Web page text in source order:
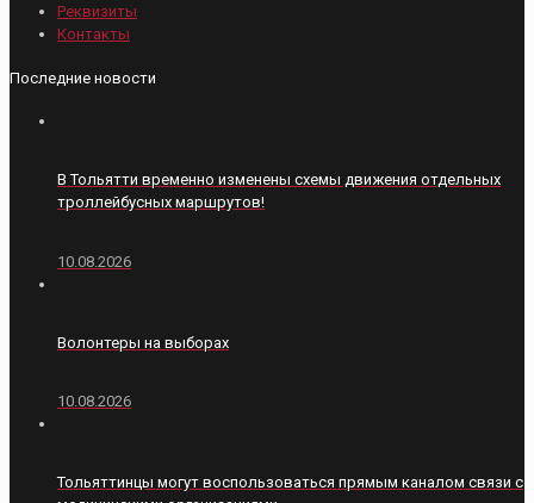
Реквизиты
Контакты
Последние новости
В Тольятти временно изменены схемы движения отдельных
троллейбусных маршрутов!
10.08.2026
Волонтеры на выборах
10.08.2026
Тольяттинцы могут воспользоваться прямым каналом связи с